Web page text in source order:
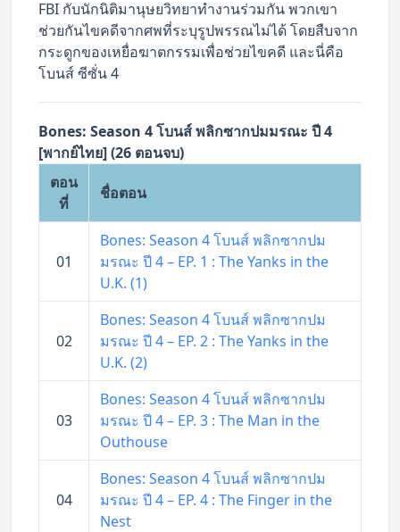
FBI กับนักนิติมานุษยวิทยาทำงานร่วมกัน พวกเขา
ช่วยกันไขคดีจากศพที่ระบุรูปพรรณไม่ได้ โดยสืบจาก
กระดูกของเหยื่อฆาตกรรมเพื่อช่วยไขคดี และนี่คือ
โบนส์ ซีซั่น 4
Bones: Season 4 โบนส์ พลิกซากปมมรณะ ปี 4
[พากย์ไทย] (26 ตอนจบ)
ตอน
ที่
ชื่อตอน
01
Bones: Season 4 โบนส์ พลิกซากปม
มรณะ ปี 4 – EP. 1 : The Yanks in the
U.K. (1)
02
Bones: Season 4 โบนส์ พลิกซากปม
มรณะ ปี 4 – EP. 2 : The Yanks in the
U.K. (2)
03
Bones: Season 4 โบนส์ พลิกซากปม
มรณะ ปี 4 – EP. 3 : The Man in the
Outhouse
04
Bones: Season 4 โบนส์ พลิกซากปม
มรณะ ปี 4 – EP. 4 : The Finger in the
Nest